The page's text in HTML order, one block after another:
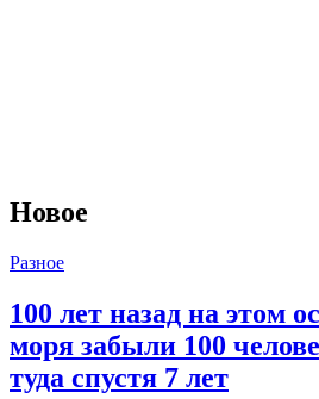
Новое
Разное
100 лет назад на этом
моря забыли 100
туда спустя 7 лет